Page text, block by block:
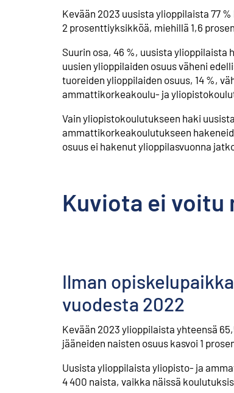
Kevään 2023 uusista ylioppilaista 77
2 prosenttiyksikköä, miehillä 1,6
Suurin osa, 46 %, uusista
uusien ylioppilaiden osuus väheni
tuoreiden ylioppilaiden osuus, 14 %,
ammattikorkeakoulu- ja
Vain yliopistokoulutukseen haki
ammattikorkeakoulutukseen
osuus ei hakenut ylioppilasvuonna
Kuviota ei voitu
Ilman
vuodesta 2022
Kevään 2023 ylioppilaista yhteensä
jääneiden naisten osuus kasvoi 1
Uusista ylioppilaista yliopisto- ja
4 400 naista, vaikka näissä